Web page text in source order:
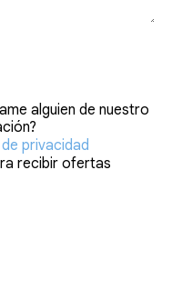
alguien de nuestro
privacidad
recibir ofertas